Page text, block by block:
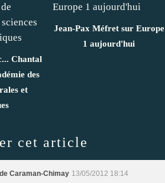
Chantal
des
et
Jean-Pax Méfret sur Europe
1 aujourd'hui
cet article
Caraman-Chimay 13/05/2012 18:14